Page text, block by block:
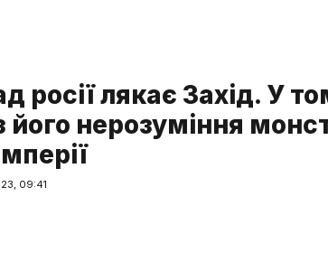
росії лякає Захід. У
його нерозуміння
09:41